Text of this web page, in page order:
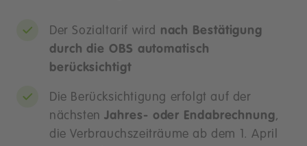
Der Sozialtarif wird nach Bestätigung
durch die OBS automatisch
berücksichtigt
Die Berücksichtigung erfolgt auf der
nächstenJahres- oder Endabrechnung,
die Verbrauchszeiträume ab dem 1. April